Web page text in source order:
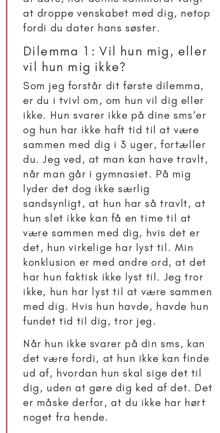
at droppe venskabet med dig, netop
fordi du dater hans søster.
Dilemma 1: Vil hun mig, eller
vil hun mig ikke?
Som jeg forstår dit første dilemma,
er du i tvivl om, om hun vil dig eller
ikke. Hun svarer ikke på dine sms’er
og hun har ikke haft tid til at være
sammen med dig i 3 uger, fortæller
du. Jeg ved, at man kan have travlt,
når man går i gymnasiet. På mig
lyder det dog ikke særlig
sandsynligt, at hun har så travlt, at
hun slet ikke kan få en time til at
være sammen med dig, hvis det er
det, hun virkelige har lyst til. Min
konklusion er med andre ord, at det
har hun faktisk ikke lyst til. Jeg tror
ikke, hun har lyst til at være sammen
med dig. Hvis hun havde, havde hun
fundet tid til dig, tror jeg.
Når hun ikke svarer på din sms, kan
det være fordi, at hun ikke kan finde
ud af, hvordan hun skal sige det til
dig, uden at gøre dig ked af det. Det
er måske derfor, at du ikke har hørt
noget fra hende.